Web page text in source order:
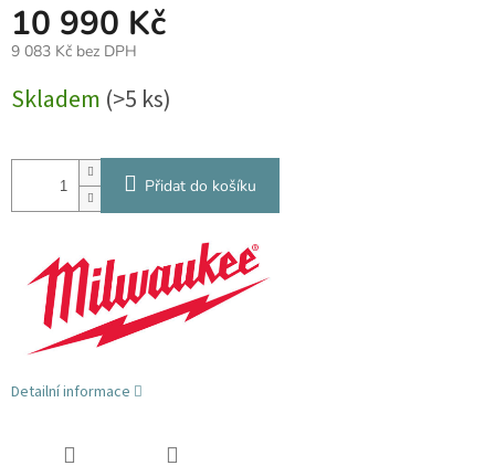
10 990 Kč
9 083 Kč bez DPH
cena:
Skladem (>5 ks)
Přidat do košíku
Detailní informace